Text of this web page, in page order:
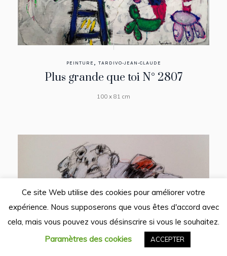
PEINTURE , TARDIVO-JEAN-CLAUDE
Plus grande que toi N° 2807
100 x 81 cm
Ce site Web utilise des cookies pour améliorer votre
expérience. Nous supposerons que vous êtes d'accord avec
cela, mais vous pouvez vous désinscrire si vous le souhaitez.
Paramètres des cookies ACCEPTER